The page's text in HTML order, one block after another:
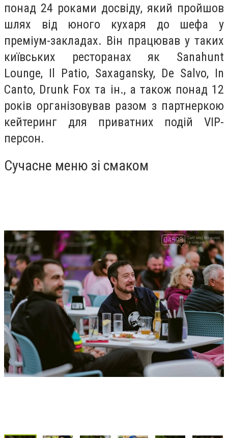
понад 24 роками досвіду, який пройшов
шлях від юного кухаря до шефа у
преміум-закладах. Він працював у таких
київських ресторанах як Sanahunt
Lounge, Il Patio, Saxagansky, De Salvo, In
Canto, Drunk Fox та ін., а також понад 12
років організовував разом з партнеркою
кейтеринг для приватних подій VIP-
персон.
Сучасне меню зі смаком